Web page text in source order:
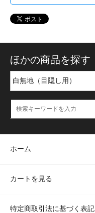
ほかの商品を探す
ホーム
カートを見る
特定商取引法に基づく表記